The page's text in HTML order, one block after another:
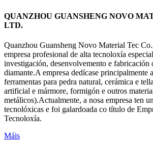
QUANZHOU GUANSHENG NOVO
LTD.
Quanzhou Guansheng Novo Material Tec
empresa profesional de alta tecnoloxía
investigación, desenvolvemento e fabricación
diamante.A empresa dedícase principalmente
ferramentas para pedra natural, cerámica e
artificial e mármore, formigón e outros
metálicos).Actualmente, a nosa empresa ten
tecnolóxicas e foi galardoada co título de
Tecnoloxía.
Máis